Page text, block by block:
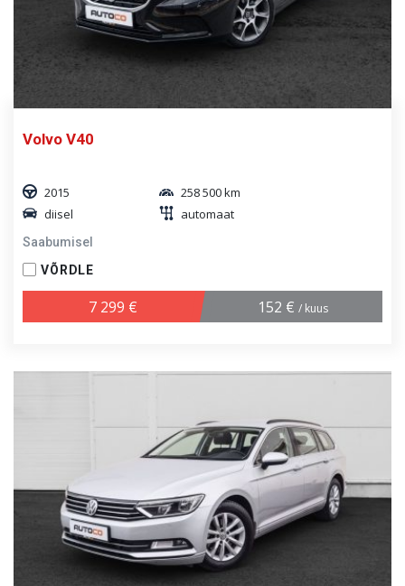
Volvo V40
2015
258 500 km
diisel
automaat
Saabumisel
VÕRDLE
7 299 € 152 € / kuus